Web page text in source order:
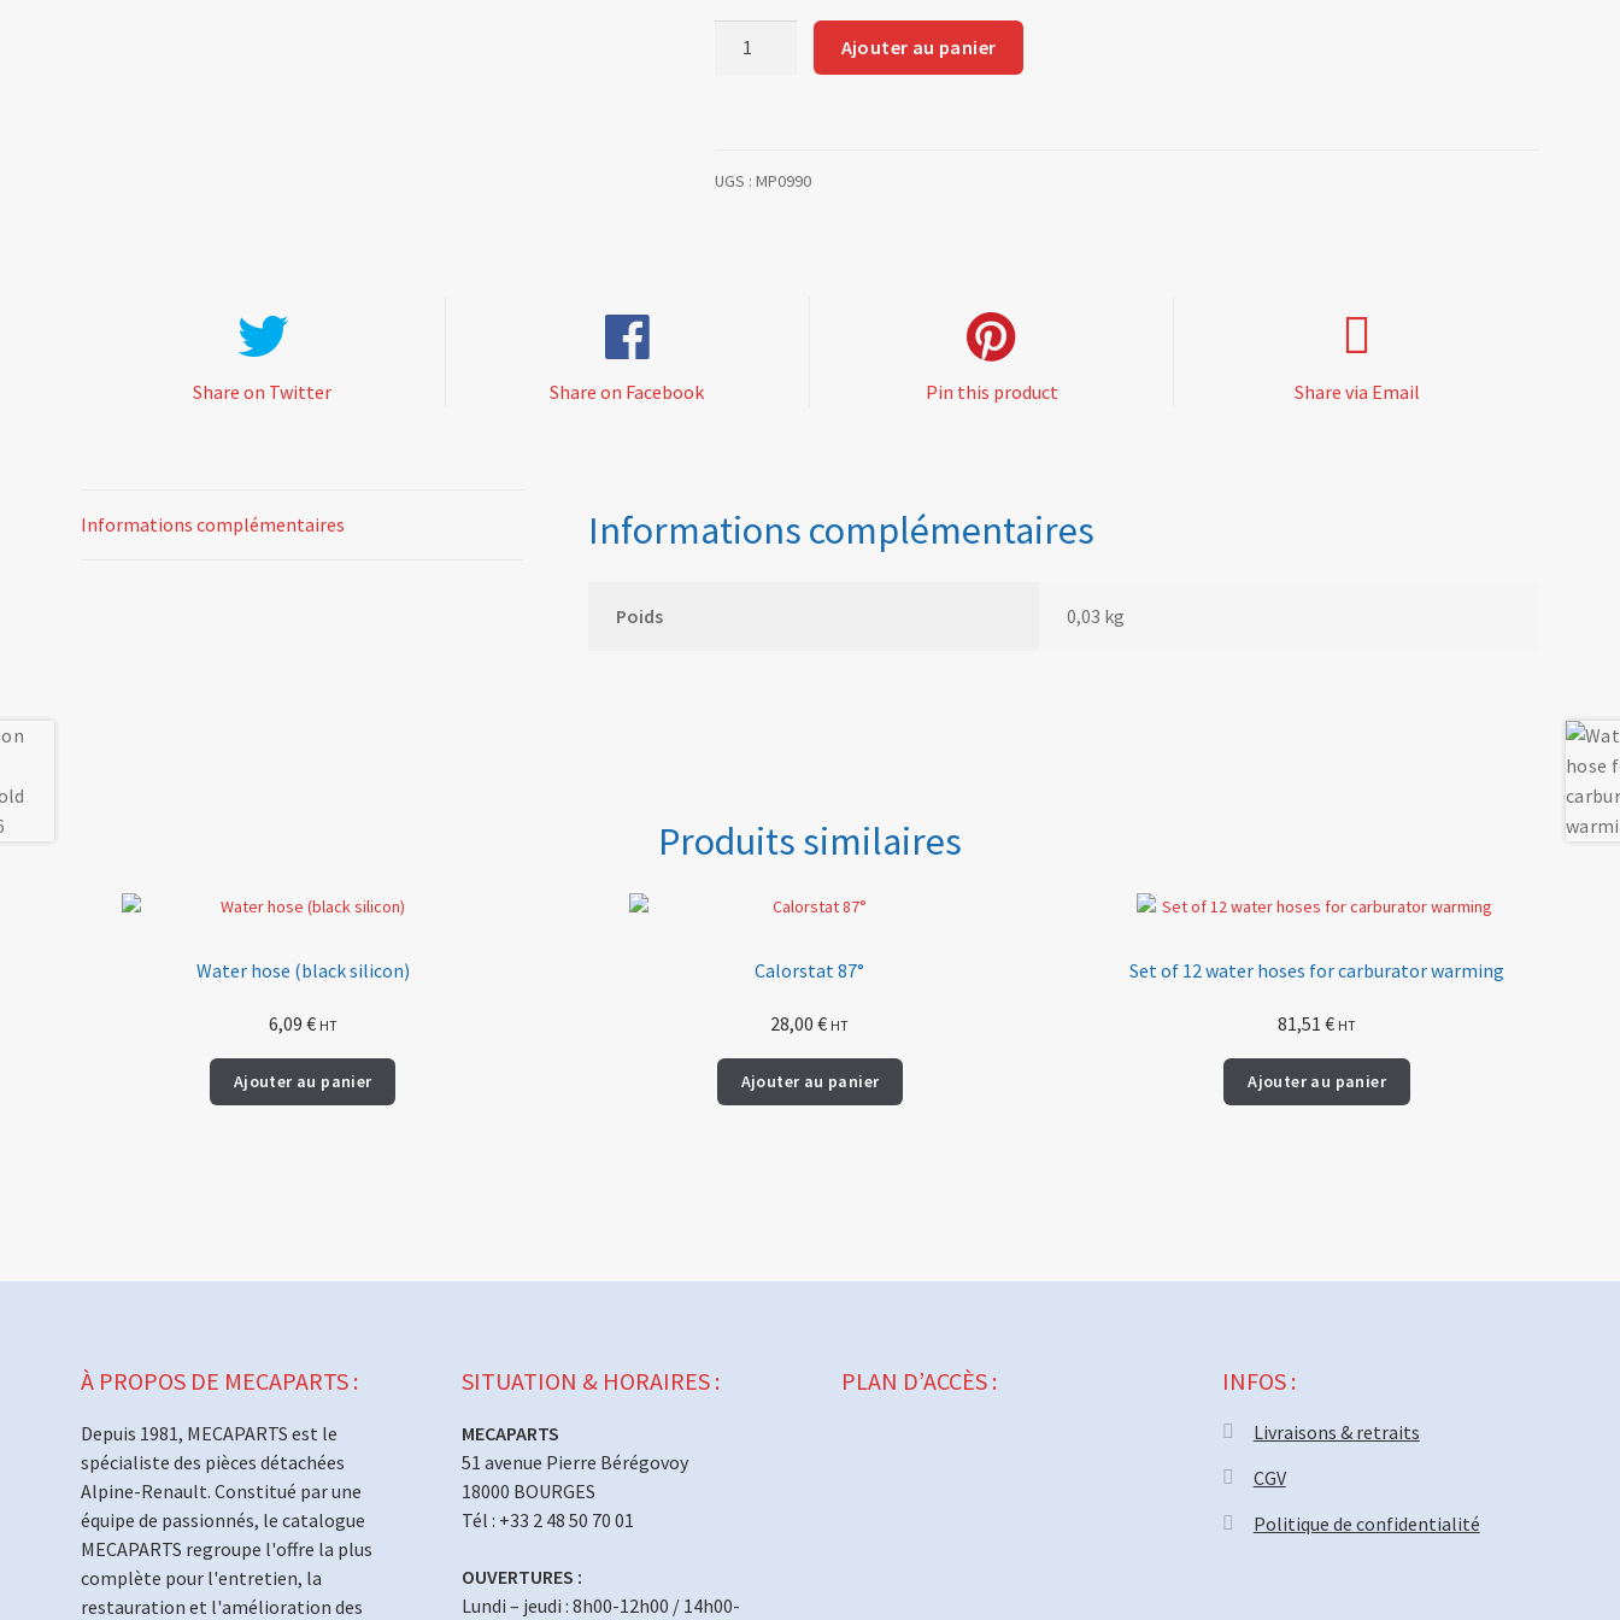
90°
Ajouter au panier
UGS :MP0990
Share on Twitter Share on Facebook Pin this product Share via Email
Informations complémentaires Informations complémentaires
Poids 0,03 kg
Produits similaires
Water hose (black silicon)
6,09 € HT
Ajouter au panier
Calorstat 87°
28,00€ HT
Ajouter au panier
Set of 12 water hoses for carburator warming
81,51€ HT
Ajouter au panier
À PROPOS DE MECAPARTS :
Depuis 1981, MECAPARTS est le
spécialiste des pièces détachées
Alpine-Renault. Constitué par une
équipe de passionnés, le catalogue
MECAPARTS regroupe l'offre la plus
complète pour l'entretien, la
restauration et l'amélioration des
SITUATION & HORAIRES :
MECAPARTS
51 avenue Pierre Bérégovoy
18000 BOURGES
Tél : +33 2 48 50 70 01
OUVERTURES :
Lundi – jeudi : 8h00-12h00 / 14h00-
PLAN D’ACCÈS : INFOS :
Livraisons & retraits
CGV
Politique de confidentialité